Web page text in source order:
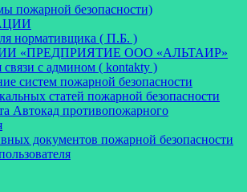
пожарной безопасности)
нормативщика ( П.Б. )
«ПРЕДПРИЯТИЕ ООО «АЛЬТАИР»
связи с админом ( kontakty )
систем пожарной безопасности
статей пожарной безопасности
Автокад противопожарного
документов пожарной безопасности